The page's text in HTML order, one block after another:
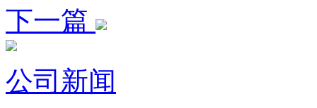
下一篇
公司新闻